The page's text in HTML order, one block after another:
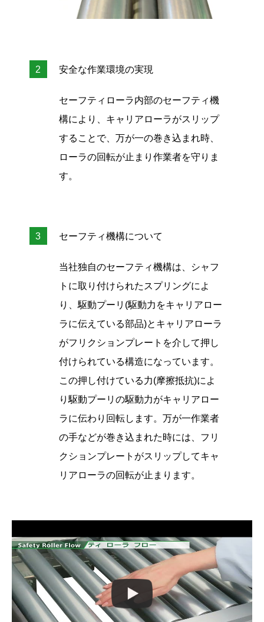
安全な作業環境の実現
セーフティローラ内部のセーフティ機
構により、キャリアローラがスリップ
することで、万が一の巻き込まれ時、
ローラの回転が止まり作業者を守りま
す。
セーフティ機構について
当社独自のセーフティ機構は、シャフ
トに取り付けられたスプリングによ
り、駆動プーリ(駆動力をキャリアロー
ラに伝えている部品)とキャリアローラ
がフリクションプレートを介して押し
付けられている構造になっています。
この押し付けている力(摩擦抵抗)によ
り駆動プーリの駆動力がキャリアロー
ラに伝わり回転します。万が一作業者
の手などが巻き込まれた時には、フリ
クションプレートがスリップしてキャ
リアローラの回転が止まります。